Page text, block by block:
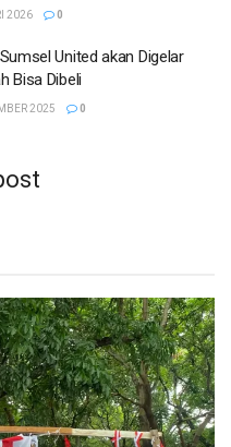
2026 0
United akan Digelar
Bisa Dibeli
2025 0